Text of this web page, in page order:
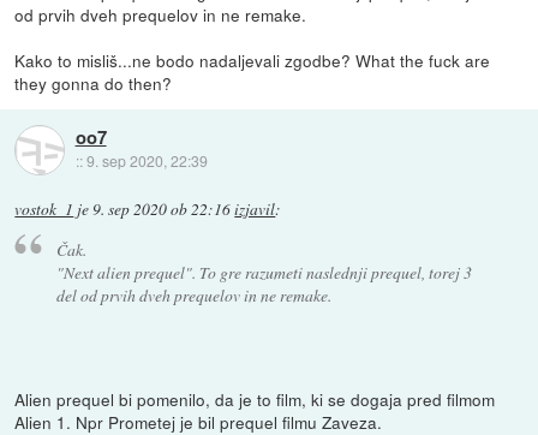
od prvih dveh prequelov in ne remake.
Kako to misliš...ne bodo nadaljevali zgodbe? What the fuck are
they gonna do then?
oo7
::9. sep 2020, 22:39
vostok_1 je9. sep 2020 ob 22:16izjavil:
Čak.
"Next alien prequel". To gre razumeti naslednji prequel, torej 3
del od prvih dveh prequelov in ne remake.
Alien prequel bi pomenilo, da je to film, ki se dogaja pred filmom
Alien 1. Npr Prometej je bil prequel filmu Zaveza.